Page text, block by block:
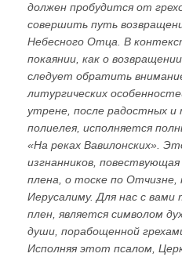
должен пробудится от
совершить путь
Небесного Отца. В
покаянии, как о
следует обратить
литургических
утрене, после радостных
полиелея, исполняется
«На реках Вавилонских».
изгнанников,
плена, о тоске по Отчизне,
Иерусалиму. Для нас с
плен, является символом
души, порабощенной
Исполняя этот псалом,